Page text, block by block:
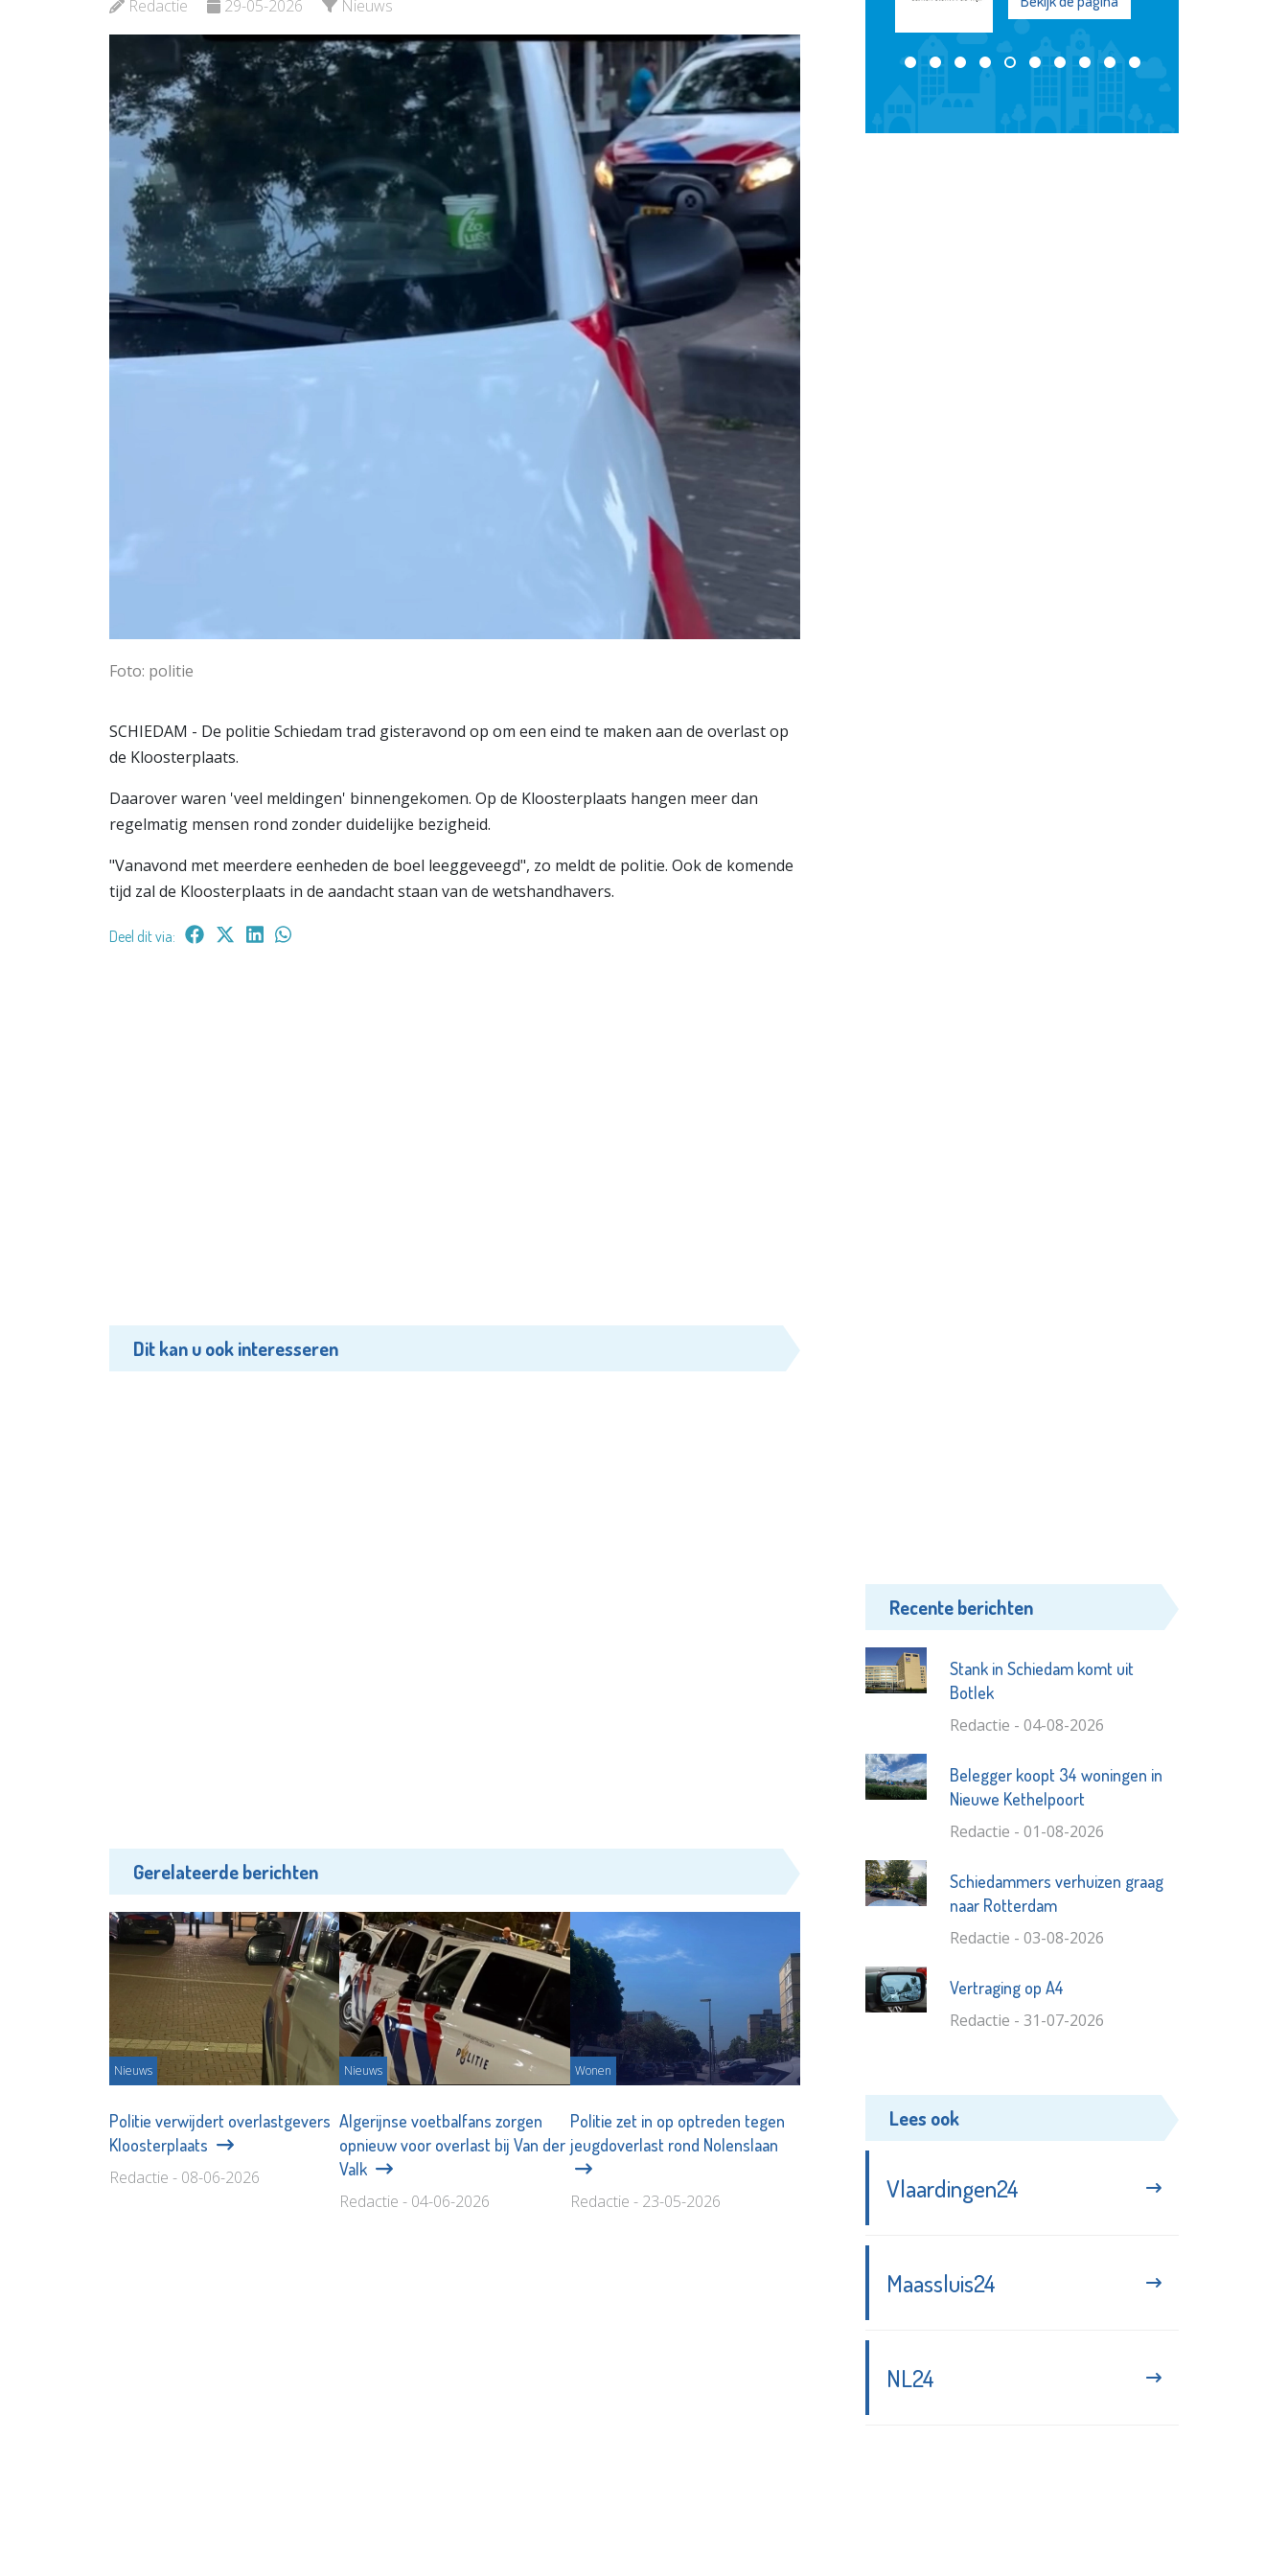
Redactie 29-05-2026 Nieuws
Foto: politie
SCHIEDAM - De politie Schiedam trad gisteravond op om een eind te maken aan de overlast op
de Kloosterplaats.
Daarover waren 'veel meldingen' binnengekomen. Op de Kloosterplaats hangen meer dan
regelmatig mensen rond zonder duidelijke bezigheid.
"Vanavond met meerdere eenheden de boel leeggeveegd", zo meldt de politie. Ook de komende
tijd zal de Kloosterplaats in de aandacht staan van de wetshandhavers.
Deel dit via:
Dit kan u ook interesseren
Gerelateerde berichten
Nieuws
Politie verwijdert overlastgevers
Kloosterplaats
Redactie - 08-06-2026
Nieuws
Algerijnse voetbalfans zorgen
opnieuw voor overlast bij Van der
Valk
Redactie - 04-06-2026
Wonen
Politie zet in op optreden tegen
jeugdoverlast rond Nolenslaan
Redactie - 23-05-2026
Bekijk de pagina
Recente berichten
Stank in Schiedam komt uit
Botlek
Redactie - 04-08-2026
Belegger koopt 34 woningen in
Nieuwe Kethelpoort
Redactie - 01-08-2026
Schiedammers verhuizen graag
naar Rotterdam
Redactie - 03-08-2026
Vertraging op A4
Redactie - 31-07-2026
Lees ook
Vlaardingen24
Maassluis24
NL24